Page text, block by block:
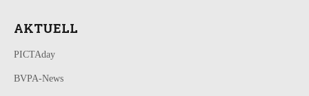
AKTUELL
PICTAday
BVPA-News